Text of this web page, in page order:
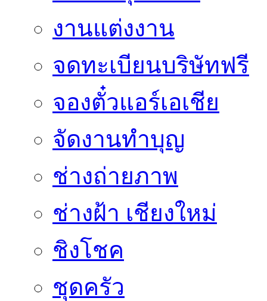
งานแต่งงาน
จดทะเบียนบริษัทฟรี
จองตั๋วแอร์เอเชีย
จัดงานทำบุญ
ช่างถ่ายภาพ
ช่างฝ้า เชียงใหม่
ชิงโชค
ชุดครัว